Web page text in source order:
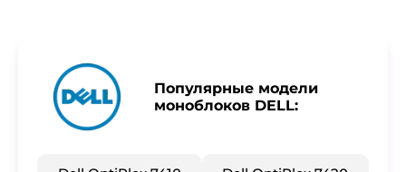
Популярные модели
моноблоков DELL: